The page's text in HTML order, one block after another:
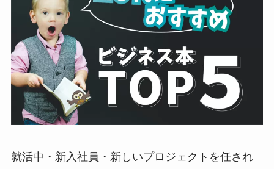
就活中・新入社員・新しいプロジェクトを任され